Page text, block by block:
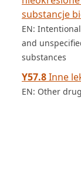
substancje
EN:
and
substances
Y57.8Inne
EN: Other